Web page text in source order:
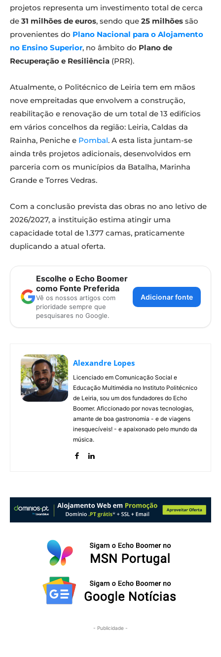
projetos representa um investimento total de cerca
de 31 milhões de euros, sendo que 25 milhões são
provenientes do Plano Nacional para o Alojamento
no Ensino Superior, no âmbito do Plano de
Recuperação e Resiliência (PRR).
Atualmente, o Politécnico de Leiria tem em mãos
nove empreitadas que envolvem a construção,
reabilitação e renovação de um total de 13 edifícios
em vários concelhos da região: Leiria, Caldas da
Rainha, Peniche e Pombal. A esta lista juntam-se
ainda três projetos adicionais, desenvolvidos em
parceria com os municípios da Batalha, Marinha
Grande e Torres Vedras.
Com a conclusão prevista das obras no ano letivo de
2026/2027, a instituição estima atingir uma
capacidade total de 1.377 camas, praticamente
duplicando a atual oferta.
Escolhe o Echo Boomer
como Fonte Preferida
Vê os nossos artigos com
prioridade sempre que
pesquisares no Google.
Adicionar fonte
Alexandre Lopes
Licenciado em Comunicação Social e
Educação Multimédia no Instituto Politécnico
de Leiria, sou um dos fundadores do Echo
Boomer. Aficcionado por novas tecnologias,
amante de boa gastronomia - e de viagens
inesquecíveis! - e apaixonado pelo mundo da
música.
- Publicidade -